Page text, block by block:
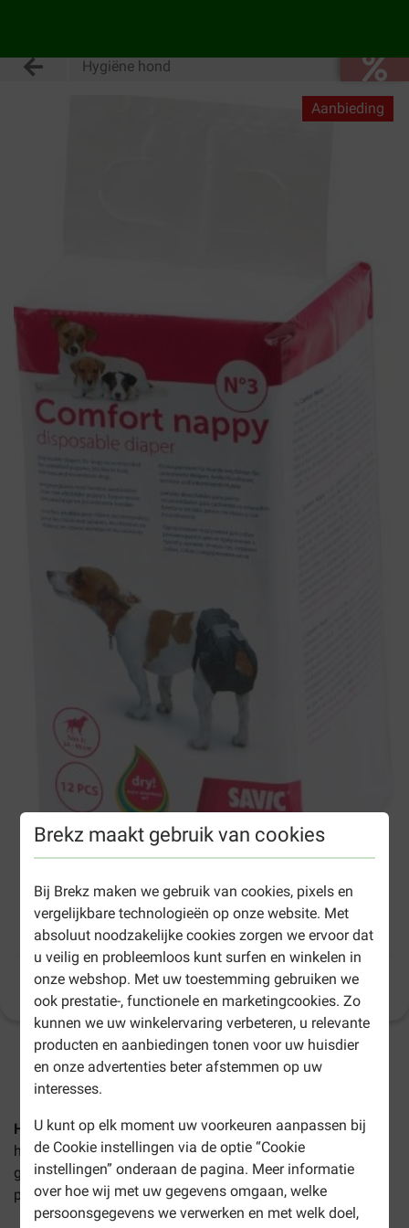
Brekz maakt gebruik van cookies
Bij Brekz maken we gebruik van cookies, pixels en
vergelijkbare technologieën op onze website. Met
absoluut noodzakelijke cookies zorgen we ervoor dat
u veilig en probleemloos kunt surfen en winkelen in
onze webshop. Met uw toestemming gebruiken we
ook prestatie-, functionele en marketingcookies. Zo
kunnen we uw winkelervaring verbeteren, u relevante
producten en aanbiedingen tonen voor uw huisdier
en onze advertenties beter afstemmen op uw
interesses.
U kunt op elk moment uw voorkeuren aanpassen bij
de Cookie instellingen via de optie “Cookie
instellingen” onderaan de pagina. Meer informatie
over hoe wij met uw gegevens omgaan, welke
persoonsgegevens we verwerken en met welk doel,
Hygiëne hond
Aanbieding
Savic Comfort Nappy hondenluier (12 stuks)
11 Productinformatie
2-4 werkdagen levertijd, tenzij anders aangegeven
Hondenluiers Savic Comfort Nappyzijn luiers voor de
hond en zijn verkrijgbaar in diverse maten, zodat zij
geschikt zijn voor iedere hond. De voordelen van dit
product: